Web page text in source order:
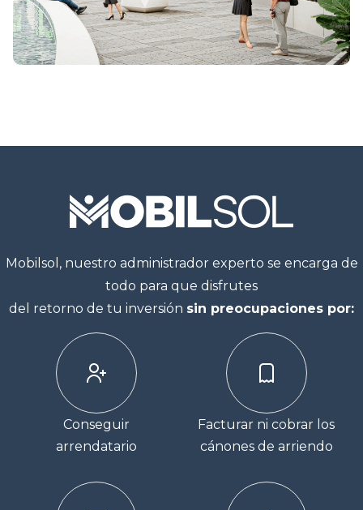
Mobilsol, nuestro administrador experto se encarga de
todo para que disfrutes
del retorno de tu inversión sin preocupaciones por:
Conseguir
arrendatario
Facturar ni cobrar los
cánones de arriendo